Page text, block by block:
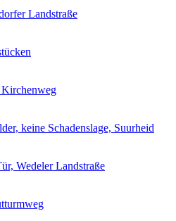
Landstraße
keine Schadenslage, Suurheid
Wedeler Landstraße